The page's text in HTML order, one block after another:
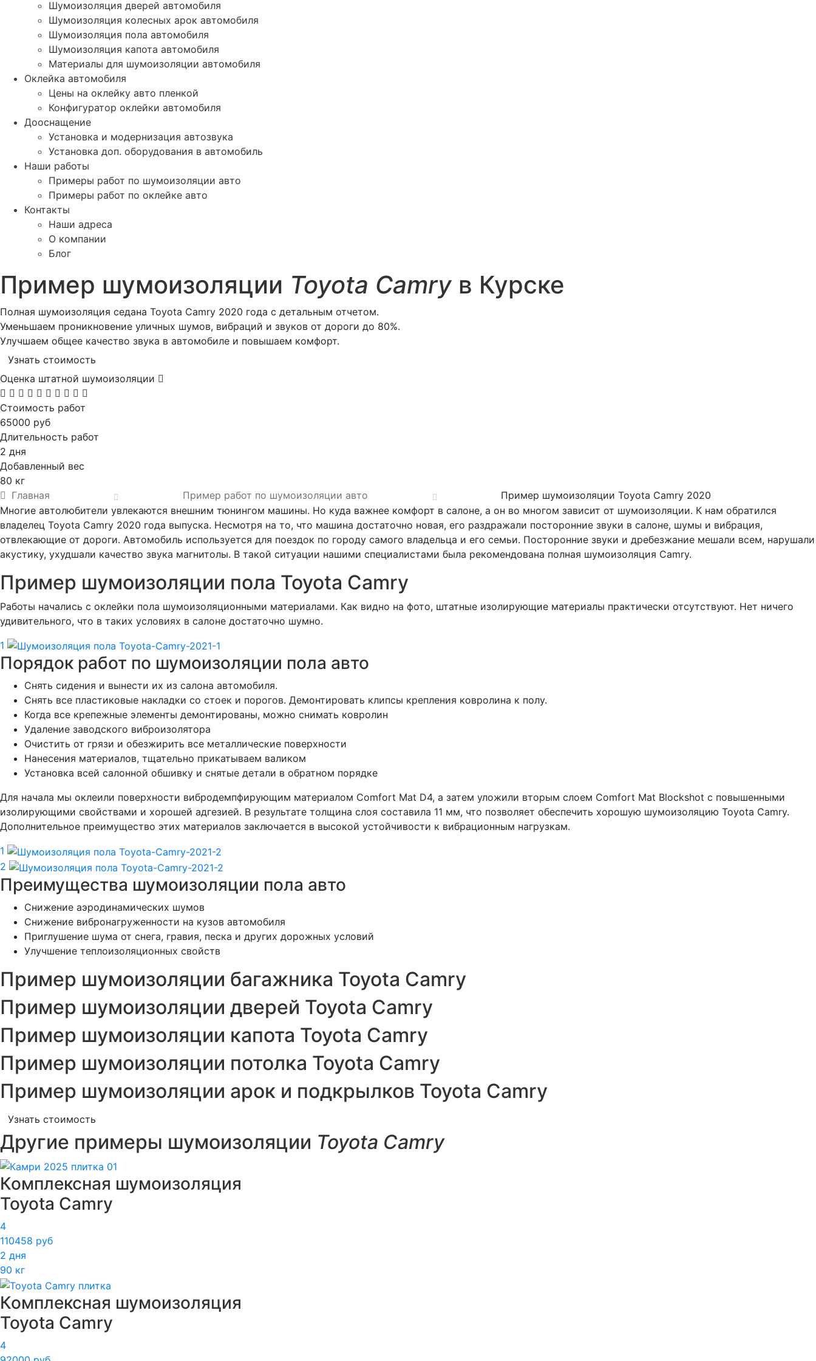
Шумоизоляция дверей автомобиля
Шумоизоляция колесных арок автомобиля
Шумоизоляция пола автомобиля
Шумоизоляция капота автомобиля
Материалы для шумоизоляции автомобиля
Оклейка автомобиля
Цены на оклейку авто пленкой
Конфигуратор оклейки автомобиля
Дооснащение
Установка и модернизация автозвука
Установка доп. оборудования в автомобиль
Наши работы
Примеры работ по шумоизоляции авто
Примеры работ по оклейке авто
Контакты
Наши адреса
О компании
Блог
Пример шумоизоляции Toyota Camry в Курске
Полная шумоизоляция седана Toyota Camry 2020 года с детальным отчетом.
Уменьшаем проникновение уличных шумов, вибраций и звуков от дороги до 80%.
Улучшаем общее качество звука в автомобиле и повышаем комфорт.
Узнать стоимость
Оценка штатной шумоизоляции
Стоимость работ
65000 руб
Длительность работ
2 дня
Добавленный вес
80 кг
Главная
Пример работ по шумоизоляции авто
Пример шумоизоляции Toyota Camry 2020
Многие автолюбители увлекаются внешним тюнингом машины. Но куда важнее комфорт в салоне, а он во многом зависит от шумоизоляции. К нам обратился
владелец Toyota Camry 2020 года выпуска. Несмотря на то, что машина достаточно новая, его раздражали посторонние звуки в салоне, шумы и вибрация,
отвлекающие от дороги. Автомобиль используется для поездок по городу самого владельца и его семьи. Посторонние звуки и дребезжание мешали всем, нарушали
акустику, ухудшали качество звука магнитолы. В такой ситуации нашими специалистами была рекомендована полная шумоизоляция Camry.
Пример шумоизоляции пола Toyota Camry
Работы начались с оклейки пола шумоизоляционными материалами. Как видно на фото, штатные изолирующие материалы практически отсутствуют. Нет ничего
удивительного, что в таких условиях в салоне достаточно шумно.
1
Порядок работ по шумоизоляции пола авто
Снять сидения и вынести их из салона автомобиля.
Снять все пластиковые накладки со стоек и порогов. Демонтировать клипсы крепления ковролина к полу.
Когда все крепежные элементы демонтированы, можно снимать ковролин
Удаление заводского виброизолятора
Очистить от грязи и обезжирить все металлические поверхности
Нанесения материалов, тщательно прикатываем валиком
Установка всей салонной обшивку и снятые детали в обратном порядке
Для начала мы оклеили поверхности вибродемпфирующим материалом Comfort Mat D4, а затем уложили вторым слоем Comfort Mat Blockshot с повышенными
изолирующими свойствами и хорошей адгезией. В результате толщина слоя составила 11 мм, что позволяет обеспечить хорошую шумоизоляцию Toyota Camry.
Дополнительное преимущество этих материалов заключается в высокой устойчивости к вибрационным нагрузкам.
1
2
Преимущества шумоизоляции пола авто
Снижение аэродинамических шумов
Снижение вибронагруженности на кузов автомобиля
Приглушение шума от снега, гравия, песка и других дорожных условий
Улучшение теплоизоляционных свойств
Пример шумоизоляции багажника Toyota Camry
Пример шумоизоляции дверей Toyota Camry
Пример шумоизоляции капота Toyota Camry
Пример шумоизоляции потолка Toyota Camry
Пример шумоизоляции арок и подкрылков Toyota Camry
Узнать стоимость
Другие примеры шумоизоляции Toyota Camry
Комплексная шумоизоляция
Toyota Camry
4
110458 руб
2 дня
90 кг
Комплексная шумоизоляция
Toyota Camry
4